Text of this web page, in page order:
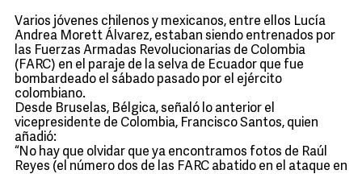
Varios jóvenes chilenos y mexicanos, entre ellos Lucía
Andrea Morett Álvarez, estaban siendo entrenados por
las Fuerzas Armadas Revolucionarias de Colombia
(FARC) en el paraje de la selva de Ecuador que fue
bombardeado el sábado pasado por el ejército
colombiano.
Desde Bruselas, Bélgica, señaló lo anterior el
vicepresidente de Colombia, Francisco Santos, quien
añadió:
“No hay que olvidar que ya encontramos fotos de Raúl
Reyes (el número dos de las FARC abatido en el ataque en